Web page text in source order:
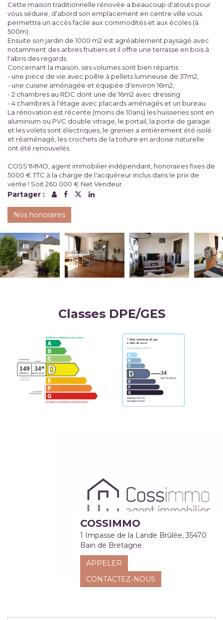
Cette maison traditionnelle rénovée a beaucoup d'atouts pour
vous séduire, d'abord son emplacement en centre ville vous
permettra un accès facile aux commodités et aux écoles (à
500m).
Ensuite son jardin de 1000 m2 est agréablement paysagé avec
notamment des arbres fruitiers et il offre une terrasse en bois à
l'abris des regards.
Concernant la maison, ses volumes sont bien répartis :
- une pièce de vie avec poêle à pellets lumineuse de 37m2,
- une cuisine aménagée et équipée d'environ 16m2,
- 2 chambres au RDC dont une de 16m2 avec dressing
- 4 chambres à l'étage avec placards aménagés et un bureau
La rénovation est récente (moins de 10ans) les huisseries sont en
aluminium ou PVC double vitrage, le portail, la porte de garage
et les volets sont électriques, le grenier a entièrement été isolé
et réaménagé, les crochets de la toiture en ardoise naturelle
ont été renouvelés.
COSS'IMMO, agent immobilier indépendant, honoraires fixes de
5000 € TTC à la charge de l'acquéreur inclus dans le prix de
vente ! Soit 260 000 € Net Vendeur.
Partager :
Nos honoraires
Classes DPE/GES
COSSIMMO
1 Impasse de la Lande Brûlée, 35470
Bain de Bretagne
APPELER
CONTACTEZ-NOUS